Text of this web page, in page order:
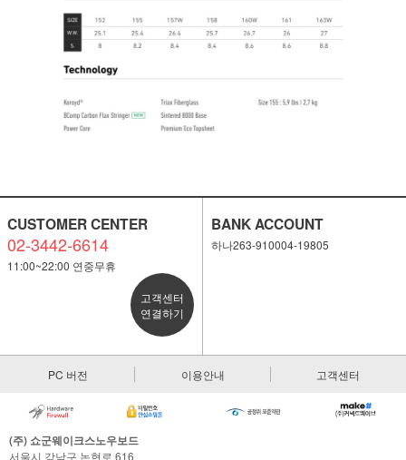
CUSTOMER CENTER
02-3442-6614
11:00~22:00 연중무휴
고객센터
연결하기
BANK ACCOUNT
하나263-910004-19805
PC 버전 이용안내 고객센터
(주) 쇼군웨이크스노우보드
서울시 강남구 논현로 616